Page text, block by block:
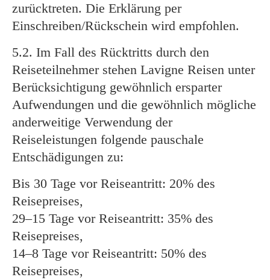
zurücktreten. Die Erklärung per
Einschreiben/Rückschein wird empfohlen.
5.2. Im Fall des Rücktritts durch den
Reiseteilnehmer stehen Lavigne Reisen unter
Berücksichtigung gewöhnlich ersparter
Aufwendungen und die gewöhnlich mögliche
anderweitige Verwendung der
Reiseleistungen folgende pauschale
Entschädigungen zu:
Bis 30 Tage vor Reiseantritt: 20% des
Reisepreises,
29–15 Tage vor Reiseantritt: 35% des
Reisepreises,
14–8 Tage vor Reiseantritt: 50% des
Reisepreises,